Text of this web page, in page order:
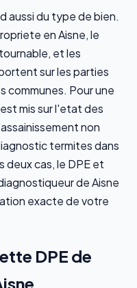
aussi du type de bien.
en Aisne, le
et les
sur les parties
communes. Pour une
mis sur l'etat des
non
termites dans
deux cas, le DPE et
de Aisne
exacte de votre
DPE de